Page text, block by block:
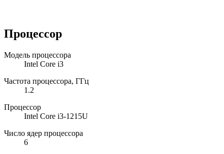
Процессор
Модель процессора
Intel Core i3
Частота процессора, ГГц
1.2
Процессор
Intel Core i3-1215U
Число ядер процессора
6